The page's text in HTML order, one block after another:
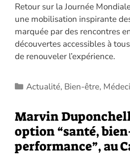
Retour sur la Journée
une mobilisation inspirante
marquée par des rencontres
découvertes accessibles à
de renouveler l’expérience.
Catégories
Actualité, Bien-être,
Marvin
option “santé,
performance”, au